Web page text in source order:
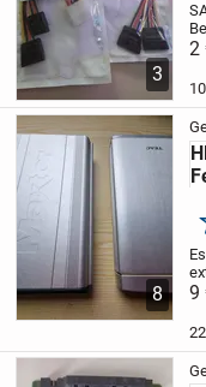
3
2
8 9